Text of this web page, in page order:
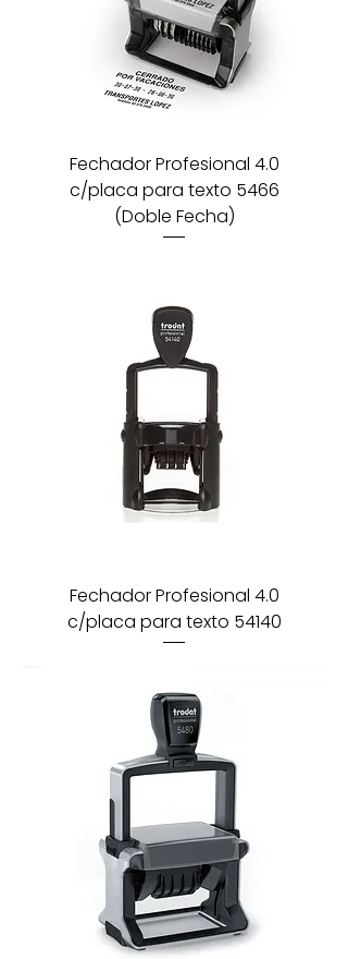
Fechador Profesional 4.0
c/placa para texto 5466
(Doble Fecha)
Fechador Profesional 4.0
c/placa para texto 54140